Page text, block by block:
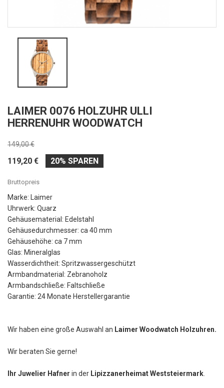
LAIMER 0076 HOLZUHR ULLI
HERRENUHR WOODWATCH
149,00 €
119,20 € 20% SPAREN
Bruttopreis
Marke: Laimer
Uhrwerk: Quarz
Gehäusematerial: Edelstahl
Gehäusedurchmesser: ca 40 mm
Gehäusehöhe: ca 7 mm
Glas: Mineralglas
Wasserdichtheit: Spritzwassergeschützt
Armbandmaterial: Zebranoholz
Armbandschließe: Faltschließe
Garantie: 24 Monate Herstellergarantie
Wir haben eine große Auswahl an Laimer Woodwatch Holzuhren.
Wir beraten Sie gerne!
Ihr Juwelier Hafner in der Lipizzanerheimat Weststeiermark